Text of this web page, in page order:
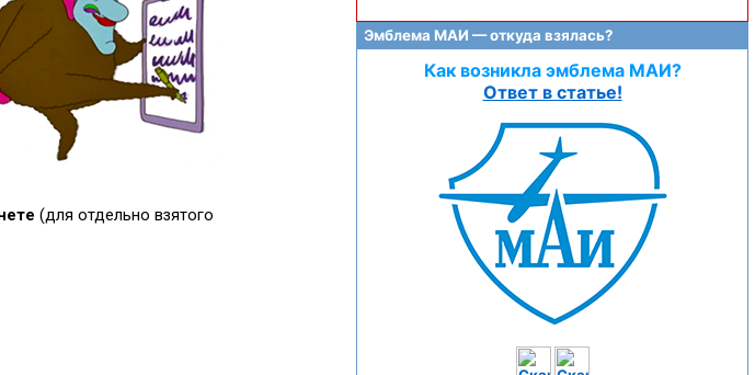
Эмблема МАИ — откуда взялась?
Как возникла эмблема МАИ?
Ответ в статье!